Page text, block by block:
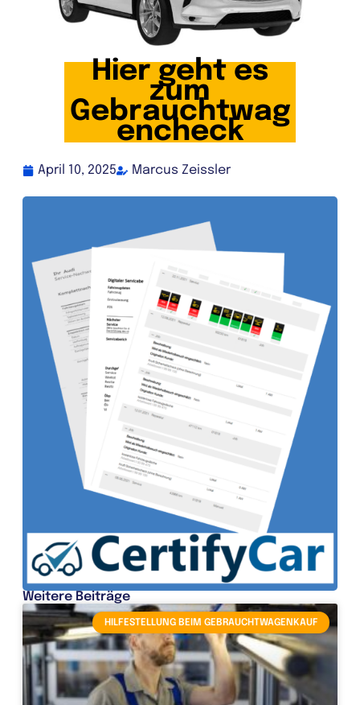
Hier geht es
zum
Gebrauchtwag
encheck
April 10, 2025 Marcus Zeissler
Weitere Beiträge
HILFESTELLUNG BEIM GEBRAUCHTWAGENKAUF